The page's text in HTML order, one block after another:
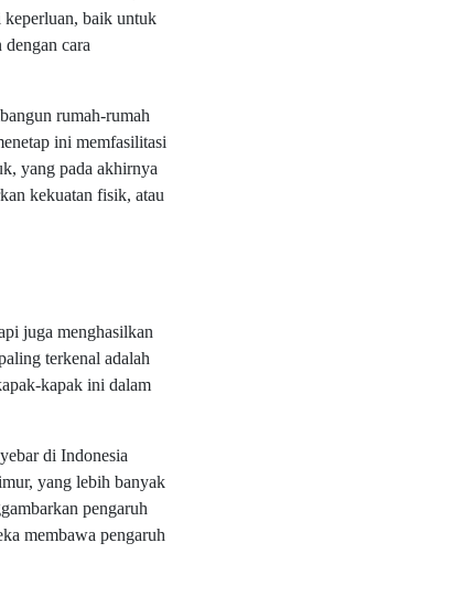
keperluan, baik untuk
cara
rumah-rumah
ini memfasilitasi
yang pada akhirnya
kekuatan fisik, atau
juga menghasilkan
terkenal adalah
kapak ini dalam
di Indonesia
yang lebih banyak
pengaruh
membawa pengaruh